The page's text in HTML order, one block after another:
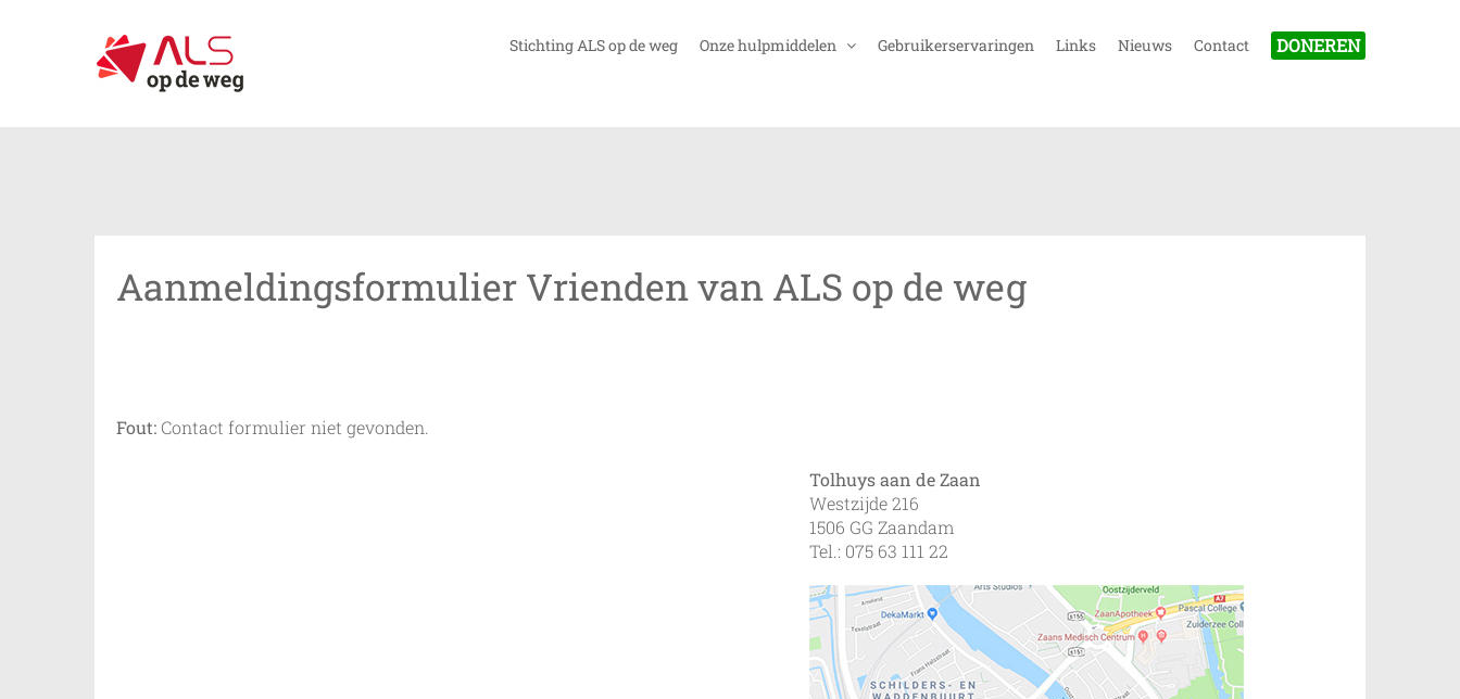
Stichting ALS op de weg Onze hulpmiddelen Gebruikerservaringen Links Nieuws Contact DONEREN
Aanmeldingsformulier Vrienden van ALS op de weg
Fout:Contact formulier niet gevonden.
Tolhuys aan de Zaan
Westzijde 216
1506 GG Zaandam
Tel.: 075 63 111 22